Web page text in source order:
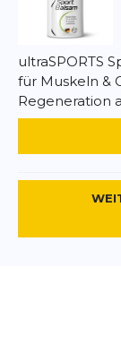
Keine
enthalten.
ultraSPORTS
für Muskeln &
Regeneration